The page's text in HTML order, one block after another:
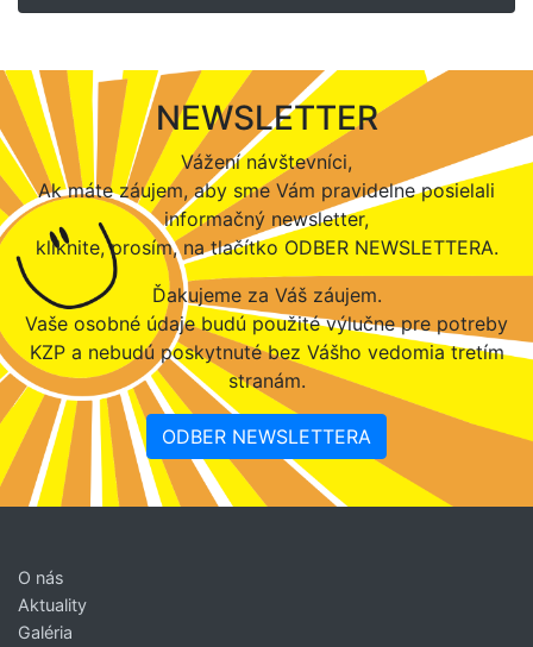
NEWSLETTER
Vážení návštevníci,
Ak máte záujem, aby sme Vám pravidelne posielali
informačný newsletter,
kliknite, prosím, na tlačítko ODBER NEWSLETTERA.
Ďakujeme za Váš záujem.
Vaše osobné údaje budú použité výlučne pre potreby
KZP a nebudú poskytnuté bez Vášho vedomia tretím
stranám.
ODBER NEWSLETTERA
O nás
Aktuality
Galéria